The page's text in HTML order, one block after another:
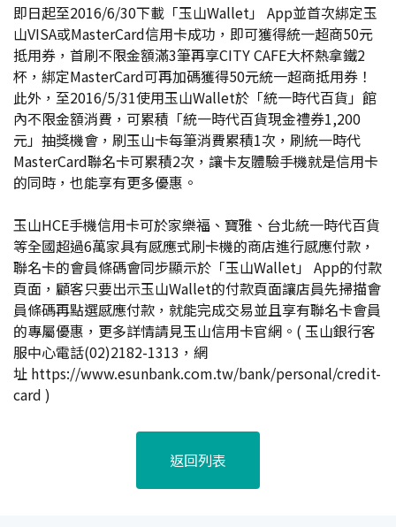
即日起至2016/6/30下載「玉山Wallet」 App並首次綁定玉
山VISA或MasterCard信用卡成功，即可獲得統一超商50元
抵用券，首刷不限金額滿3筆再享CITY CAFE大杯熱拿鐵2
杯，綁定MasterCard可再加碼獲得50元統一超商抵用券！
此外，至2016/5/31使用玉山Wallet於「統一時代百貨」館
內不限金額消費，可累積「統一時代百貨現金禮券1,200
元」抽獎機會，刷玉山卡每筆消費累積1次，刷統一時代
MasterCard聯名卡可累積2次，讓卡友體驗手機就是信用卡
的同時，也能享有更多優惠。
玉山HCE手機信用卡可於家樂福、寶雅、台北統一時代百貨
等全國超過6萬家具有感應式刷卡機的商店進行感應付款，
聯名卡的會員條碼會同步顯示於「玉山Wallet」 App的付款
頁面，顧客只要出示玉山Wallet的付款頁面讓店員先掃描會
員條碼再點選感應付款，就能完成交易並且享有聯名卡會員
的專屬優惠，更多詳情請見玉山信用卡官網。( 玉山銀行客
服中心電話(02)2182-1313，網
址 https://www.esunbank.com.tw/bank/personal/credit-
card )
返回列表